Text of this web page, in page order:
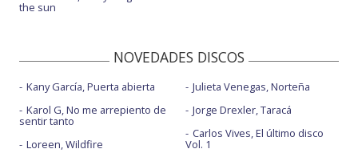
the sun
NOVEDADES DISCOS
Kany García, Puerta abierta
Karol G, No me arrepiento de
sentir tanto
Loreen, Wildfire
Julieta Venegas, Norteña
Jorge Drexler, Taracá
Carlos Vives, El último disco
Vol. 1